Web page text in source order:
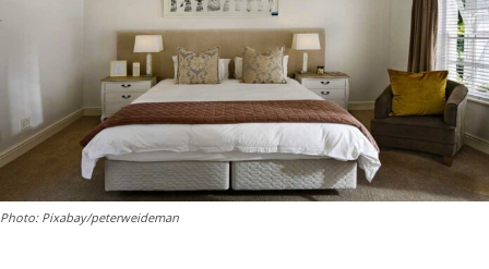
Photo: Pixabay/peterweideman